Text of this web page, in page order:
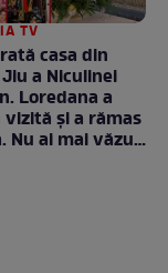
TV
casa din
a Niculinei
Loredana a
și a rămas
Nu ai mai văzut